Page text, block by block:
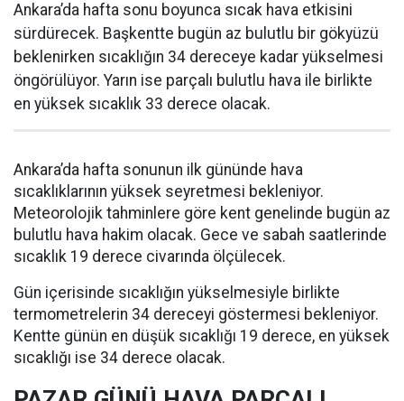
Ankara’da hafta sonu boyunca sıcak hava etkisini
sürdürecek. Başkentte bugün az bulutlu bir gökyüzü
beklenirken sıcaklığın 34 dereceye kadar yükselmesi
öngörülüyor. Yarın ise parçalı bulutlu hava ile birlikte
en yüksek sıcaklık 33 derece olacak.
Ankara’da hafta sonunun ilk gününde hava
sıcaklıklarının yüksek seyretmesi bekleniyor.
Meteorolojik tahminlere göre kent genelinde bugün az
bulutlu hava hakim olacak. Gece ve sabah saatlerinde
sıcaklık 19 derece civarında ölçülecek.
Gün içerisinde sıcaklığın yükselmesiyle birlikte
termometrelerin 34 dereceyi göstermesi bekleniyor.
Kentte günün en düşük sıcaklığı 19 derece, en yüksek
sıcaklığı ise 34 derece olacak.